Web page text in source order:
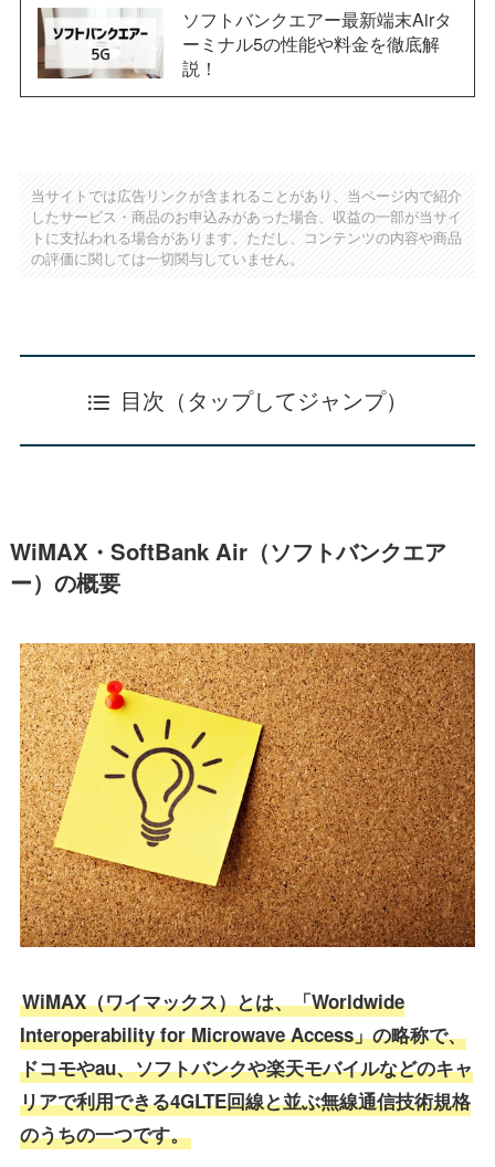
ソフトバンクエアー最新端末Airタ
ーミナル5の性能や料金を徹底解
説！
当サイトでは広告リンクが含まれることがあり、当ページ内で紹介
したサービス・商品のお申込みがあった場合、収益の一部が当サイ
トに支払われる場合があります。ただし、コンテンツの内容や商品
の評価に関しては一切関与していません。
目次（タップしてジャンプ）
WiMAX・SoftBank Air（ソフトバンクエア
ー）の概要
WiMAX（ワイマックス）とは、「Worldwide
Interoperability for Microwave Access」の略称で、
ドコモやau、ソフトバンクや楽天モバイルなどのキャ
リアで利用できる4GLTE回線と並ぶ無線通信技術規格
のうちの一つです。